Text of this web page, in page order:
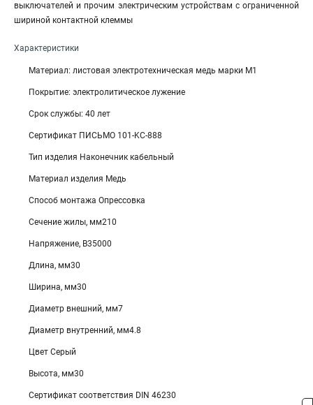
выключателей и прочим электрическим устройствам с ограниченной
шириной контактной клеммы
Характеристики
Материал: листовая электротехническая медь марки М1
Покрытие: электролитическое лужение
Срок службы: 40 лет
Сертификат ПИСЬМО 101-KC-888
Тип изделия Наконечник кабельный
Материал изделия Медь
Способ монтажа Опрессовка
Сечение жилы, мм210
Напряжение, В35000
Длина, мм30
Ширина, мм30
Диаметр внешний, мм7
Диаметр внутренний, мм4.8
Цвет Серый
Высота, мм30
Сертификат соответствия DIN 46230